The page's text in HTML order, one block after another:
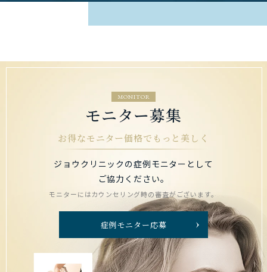
MONITOR
モニター募集
お得なモニター価格でもっと美しく
ジョウクリニックの症例モニターとして
ご協力ください。
モニターにはカウンセリング時の審査がございます。
症例モニター応募